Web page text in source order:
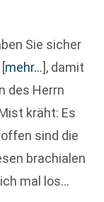
Sie sicher
[mehr…], damit
des Herrn
kräht: Es
sind die
brachialen
mal los…